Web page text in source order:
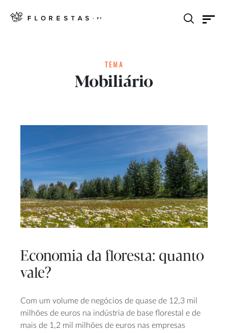
TEMA
Mobiliário
Economia da floresta: quanto
vale?
Com um volume de negócios de quase de 12,3 mil
milhões de euros na indústria de base florestal e de
mais de 1,2 mil milhões de euros nas empresas